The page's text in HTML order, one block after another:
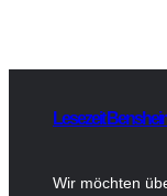
Lesezeit
Wir möchten